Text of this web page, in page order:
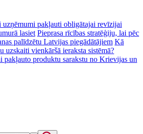
uzņēmumi pakļauti obligātajai revīzijai
lasiet Pieprasa rīcības stratēģiju, lai pēc
palīdzētu Latvijas piegādātājiem Kā
uzskaiti vienkāršā ieraksta sistēmā?
pakļauto produktu sarakstu no Krievijas un